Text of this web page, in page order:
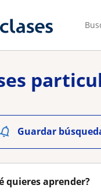
Guardar
quieres aprender?